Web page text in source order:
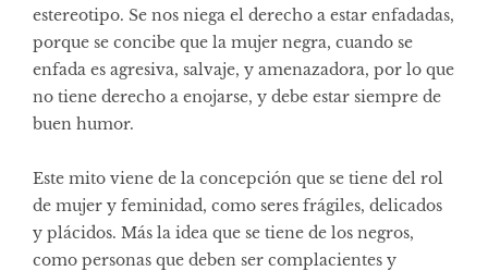
estereotipo. Se nos niega el derecho a estar enfadadas,
porque se concibe que la mujer negra, cuando se
enfada es agresiva, salvaje, y amenazadora, por lo que
no tiene derecho a enojarse, y debe estar siempre de
buen humor.
Este mito viene de la concepción que se tiene del rol
de mujer y feminidad, como seres frágiles, delicados
y plácidos. Más la idea que se tiene de los negros,
como personas que deben ser complacientes y